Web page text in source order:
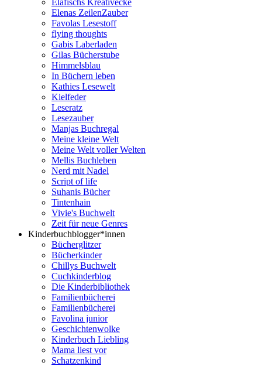
Elenas ZeilenZauber
Favolas Lesestoff
flying thoughts
Gabis Laberladen
Gilas Bücherstube
Himmelsblau
In Büchern leben
Kathies Lesewelt
Kielfeder
Leseratz
Lesezauber
Manjas Buchregal
Meine kleine Welt
Meine Welt voller Welten
Mellis Buchleben
Nerd mit Nadel
Script of life
Suhanis Bücher
Tintenhain
Vivie's Buchwelt
Zeit für neue Genres
Kinderbuchblogger*innen
Bücherglitzer
Bücherkinder
Chillys Buchwelt
Cuchkinderblog
Die Kinderbibliothek
Familienbücherei
Familienbücherei
Favolina junior
Geschichtenwolke
Kinderbuch Liebling
Mama liest vor
Schatzenkind